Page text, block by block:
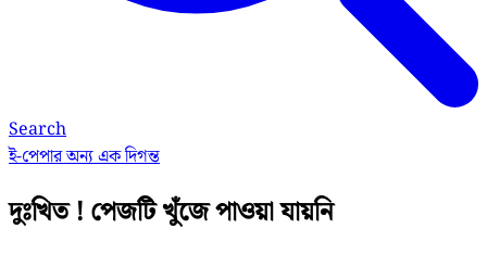
Search
ই-পেপারঅন্য এক দিগন্ত
দুঃখিত ! পেজটি খুঁজে পাওয়া যায়নি